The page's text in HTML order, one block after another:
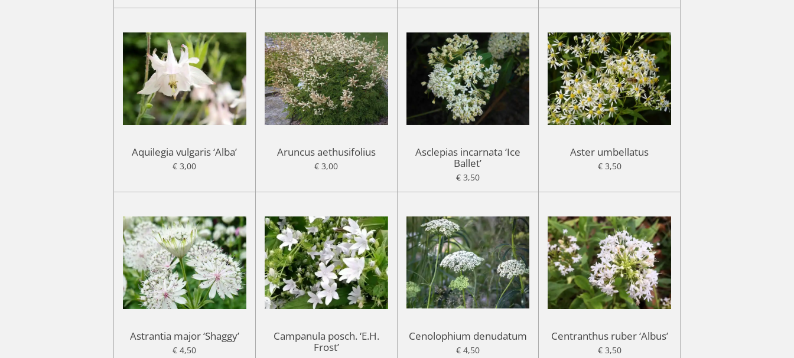
Aquilegia vulgaris ‘Alba’
€ 3,00
Aruncus aethusifolius
€ 3,00
Asclepias incarnata ‘Ice
Ballet’
€ 3,50
Aster umbellatus
€ 3,50
Astrantia major ‘Shaggy’
€ 4,50
Campanula posch. ‘E.H.
Frost’
Cenolophium denudatum
€ 4,50
Centranthus ruber ‘Albus’
€ 3,50